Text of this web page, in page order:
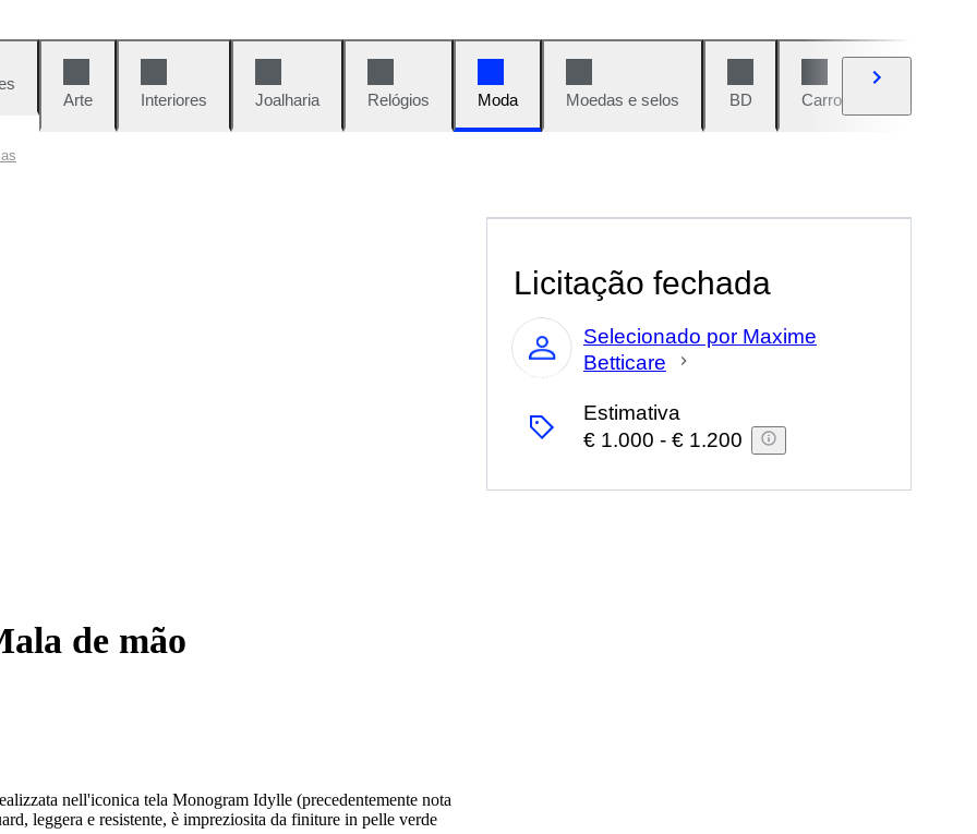
Arte
Interiores Joalharia Relógios Moda Moedas e selos BD Carros e motos
de mão
nell'iconica tela Monogram Idylle (precedentemente nota
leggera e resistente, è impreziosita da finiture in pelle verde
Licitação fechada
Especialista
Selecionado por Maxime
Betticare
Estimativa
€ 1.000 - € 1.200